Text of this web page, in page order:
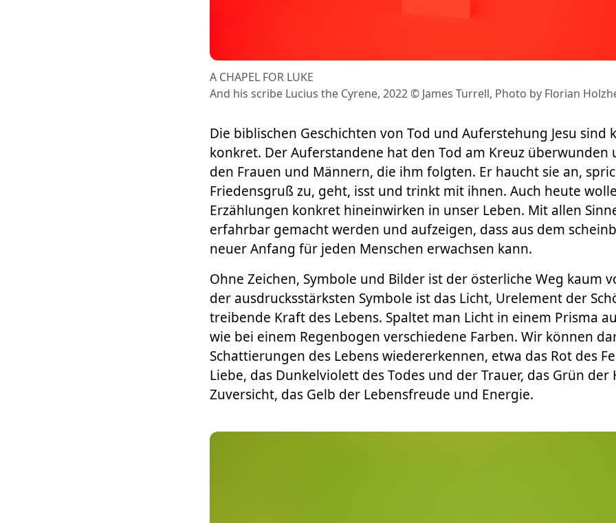
A CHAPEL FOR LUKE
And his scribe Lucius the Cyrene, 2022 © James Turrell, Photo by Florian
Die biblischen Geschichten von Tod und Auferstehung Jesu sind
konkret. Der Auferstandene hat den Tod am Kreuz überwunden
den Frauen und Männern, die ihm folgten. Er haucht sie an,
Friedensgruß zu, geht, isst und trinkt mit ihnen. Auch heute
Erzählungen konkret hineinwirken in unser Leben. Mit allen
erfahrbar gemacht werden und aufzeigen, dass aus dem
neuer Anfang für jeden Menschen erwachsen kann.
Ohne Zeichen, Symbole und Bilder ist der österliche Weg kaum
der ausdrucksstärksten Symbole ist das Licht, Urelement der
treibende Kraft des Lebens. Spaltet man Licht in einem Prisma
wie bei einem Regenbogen verschiedene Farben. Wir können
Schattierungen des Lebens wiedererkennen, etwa das Rot des
Liebe, das Dunkelviolett des Todes und der Trauer, das Grün
Zuversicht, das Gelb der Lebensfreude und Energie.